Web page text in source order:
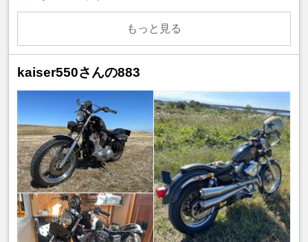
もっと見る
kaiser550さんの883